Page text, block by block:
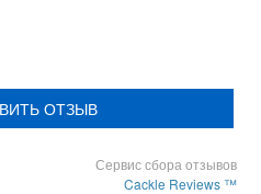
ОТЗЫВ
Сервис сбора отзывов
Cackle Reviews ™